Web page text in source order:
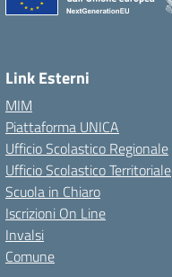
Link Esterni
MIM
Piattaforma UNICA
Ufficio Scolastico Regionale
Ufficio Scolastico Territoriale
Scuola in Chiaro
Iscrizioni On Line
Invalsi
Comune